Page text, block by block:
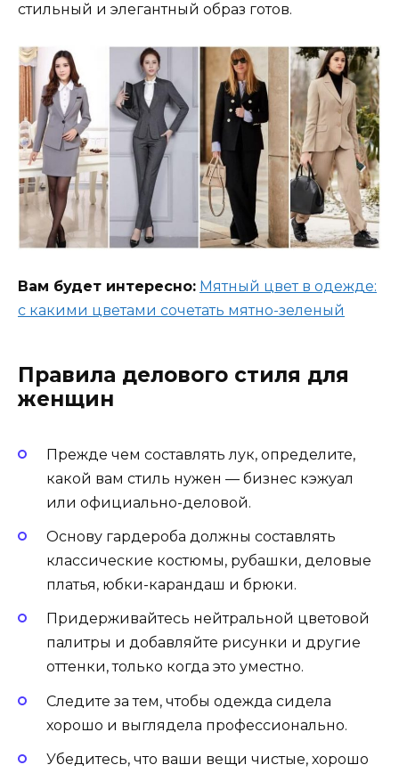
стильный и элегантный образ готов.
Вам будет интересно: Мятный цвет в одежде:
с какими цветами сочетать мятно-зеленый
Правила делового стиля для
женщин
Прежде чем составлять лук, определите,
какой вам стиль нужен — бизнес кэжуал
или официально-деловой.
Основу гардероба должны составлять
классические костюмы, рубашки, деловые
платья, юбки-карандаш и брюки.
Придерживайтесь нейтральной цветовой
палитры и добавляйте рисунки и другие
оттенки, только когда это уместно.
Следите за тем, чтобы одежда сидела
хорошо и выглядела профессионально.
Убедитесь, что ваши вещи чистые, хорошо